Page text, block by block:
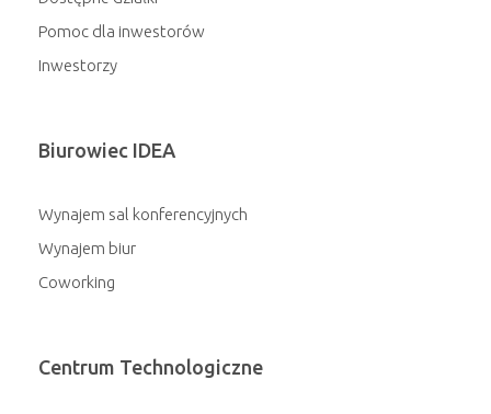
Pomoc dla inwestorów
Inwestorzy
Biurowiec IDEA
Wynajem sal konferencyjnych
Wynajem biur
Coworking
Centrum Technologiczne